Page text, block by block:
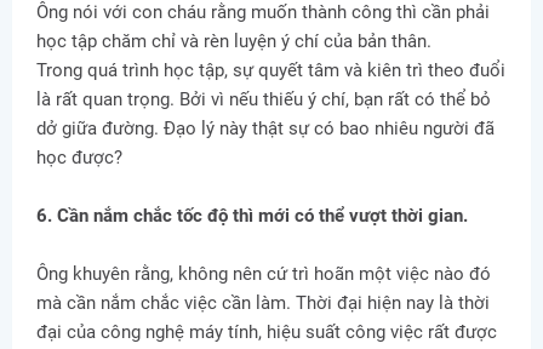
Ông nói với con cháu rằng muốn thành công thì cần phải
học tập chăm chỉ và rèn luyện ý chí của bản thân.
Trong quá trình học tập, sự quyết tâm và kiên trì theo đuổi
là rất quan trọng. Bởi vì nếu thiếu ý chí, bạn rất có thể bỏ
dở giữa đường. Đạo lý này thật sự có bao nhiêu người đã
học được?
6. Cần nắm chắc tốc độ thì mới có thể vượt thời gian.
Ông khuyên rằng, không nên cứ trì hoãn một việc nào đó
mà cần nắm chắc việc cần làm. Thời đại hiện nay là thời
đại của công nghệ máy tính, hiệu suất công việc rất được